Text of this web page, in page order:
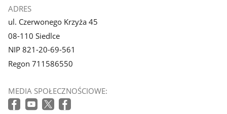
ADRES
ul. Czerwonego Krzyża 45
08-110 Siedlce
NIP 821-20-69-561
Regon 711586550
MEDIA SPOŁECZNOŚCIOWE: